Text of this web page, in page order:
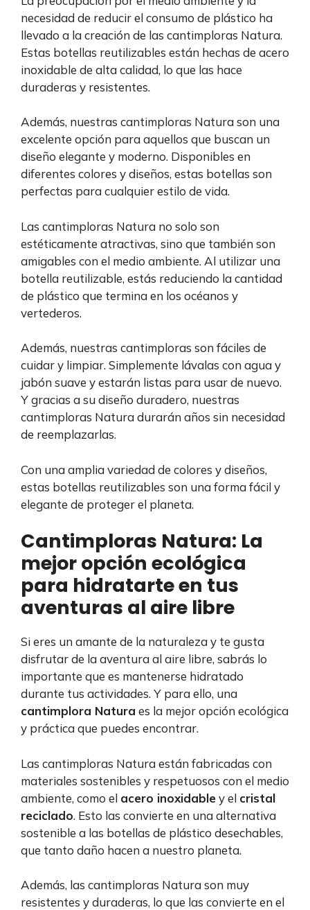
necesidad de reducir el consumo de plástico ha
llevado a la creación de las cantimploras Natura.
Estas botellas reutilizables están hechas de acero
inoxidable de alta calidad, lo que las hace
duraderas y resistentes.
Además, nuestras cantimploras Natura son una
excelente opción para aquellos que buscan un
diseño elegante y moderno. Disponibles en
diferentes colores y diseños, estas botellas son
perfectas para cualquier estilo de vida.
Las cantimploras Natura no solo son
estéticamente atractivas, sino que también son
amigables con el medio ambiente. Al utilizar una
botella reutilizable, estás reduciendo la cantidad
de plástico que termina en los océanos y
vertederos.
Además, nuestras cantimploras son fáciles de
cuidar y limpiar. Simplemente lávalas con agua y
jabón suave y estarán listas para usar de nuevo.
Y gracias a su diseño duradero, nuestras
cantimploras Natura durarán años sin necesidad
de reemplazarlas.
Con una amplia variedad de colores y diseños,
estas botellas reutilizables son una forma fácil y
elegante de proteger el planeta.
Cantimploras Natura: La
mejor opción ecológica
para hidratarte en tus
aventuras al aire libre
Si eres un amante de la naturaleza y te gusta
disfrutar de la aventura al aire libre, sabrás lo
importante que es mantenerse hidratado
durante tus actividades. Y para ello, una
cantimplora Natura es la mejor opción ecológica
y práctica que puedes encontrar.
Las cantimploras Natura están fabricadas con
materiales sostenibles y respetuosos con el medio
ambiente, como el acero inoxidabley el cristal
reciclado. Esto las convierte en una alternativa
sostenible a las botellas de plástico desechables,
que tanto daño hacen a nuestro planeta.
Además, las cantimploras Natura son muy
resistentes y duraderas, lo que las convierte en el